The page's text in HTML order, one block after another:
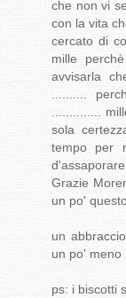
che non vi
con la vita
cercato di
mille
avvisarla
..........
..............
sola
tempo per
Grazie
un po'
un
un po' meno
ps: i biscotti